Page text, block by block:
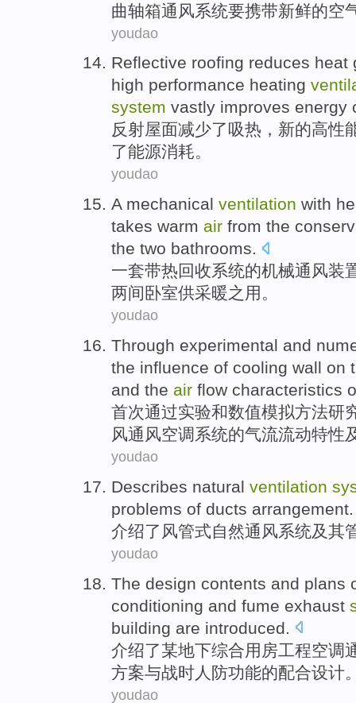
曲轴箱通风系统要携带新鲜的空
youdao
Reflective roofing reduces heat
high performance heating
system vastly improves energy
反射屋面减少了吸热 ， 新的高性
了能源消耗。
youdao
A mechanical ventilation with
takes warm air from the
the two bathrooms.
一套带热回收系统的机械通风装
两间卧室供采暖之用。
youdao
Through experimental and
the influence of cooling wall on
and the air flow characteristics
首次通过实验和数值模拟方法研
风通风空调 系统的气流流动特性
youdao
Describes natural ventilation
problems of ducts arrangement.
介绍了 风管式自然通风系统及其
youdao
The design contents and plans
conditioning and fume exhaust
building are introduced
介绍了某地下综合用房工程空调
方案与战时 人防功能的配合设计
youdao